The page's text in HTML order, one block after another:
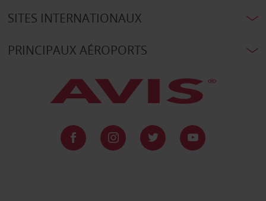
SITES INTERNATIONAUX
PRINCIPAUX AÉROPORTS